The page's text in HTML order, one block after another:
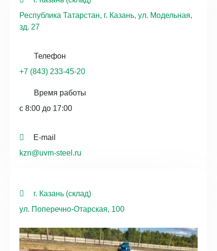
Республика Татарстан, г. Казань, ул. Модельная,
зд. 27
Телефон
+7 (843) 233-45-20
Время работы
с 8:00 до 17:00
E-mail
kzn@uvm-steel.ru
г. Казань (склад)
ул. Поперечно-Отарская, 100